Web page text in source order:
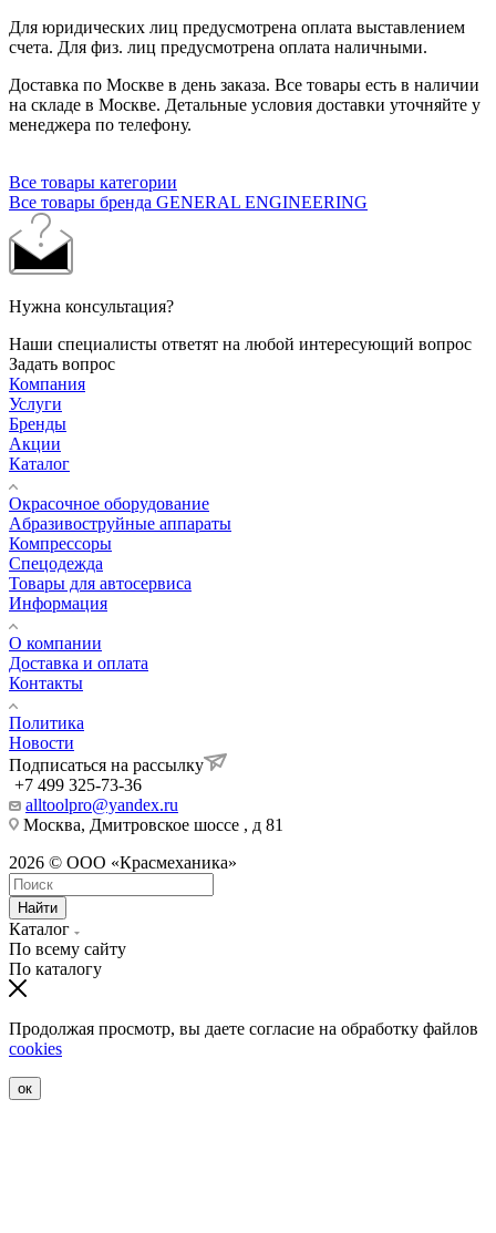
Для юридических лиц предусмотрена оплата выставлением
счета. Для физ. лиц предусмотрена оплата наличными.
Доставка по Москве в день заказа. Все товары есть в наличии
на складе в Москве. Детальные условия доставки уточняйте у
менеджера по телефону.
Все товары категории
Все товары бренда GENERAL ENGINEERING
Нужна консультация?
Наши специалисты ответят на любой интересующий вопрос
Задать вопрос
Компания
Услуги
Бренды
Акции
Каталог
Окрасочное оборудование
Aбразивоструйные аппараты
Компрессоры
Спецодежда
Товары для автосервиса
Информация
О компании
Доставка и оплата
Контакты
Политика
Новости
Подписаться на рассылку
+7 499 325-73-36
alltoolpro@yandex.ru
Москва, Дмитровское шоссе , д 81
2026 © ООО «Красмеханика»
Найти
Каталог
По всему сайту
По каталогу
Продолжая просмотр, вы даете согласие на обработку файлов
cookies
ок